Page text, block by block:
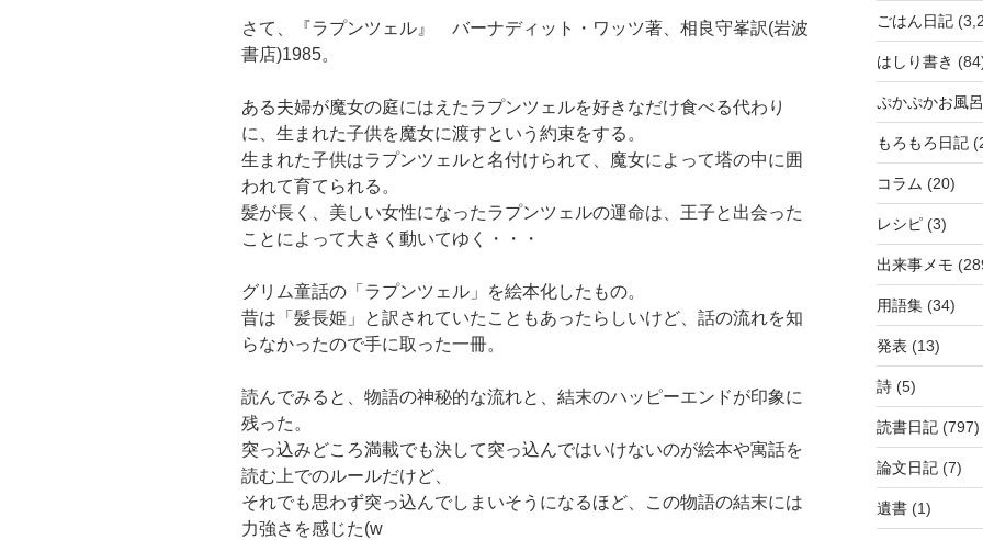
さて、『ラプンツェル』 バーナディット・ワッツ著、相良守峯訳(岩波
書店)1985。
ある夫婦が魔女の庭にはえたラプンツェルを好きなだけ食べる代わり
に、生まれた子供を魔女に渡すという約束をする。
生まれた子供はラプンツェルと名付けられて、魔女によって塔の中に囲
われて育てられる。
髪が長く、美しい女性になったラプンツェルの運命は、王子と出会った
ことによって大きく動いてゆく・・・
グリム童話の「ラプンツェル」を絵本化したもの。
昔は「髪長姫」と訳されていたこともあったらしいけど、話の流れを知
らなかったので手に取った一冊。
読んでみると、物語の神秘的な流れと、結末のハッピーエンドが印象に
残った。
突っ込みどころ満載でも決して突っ込んではいけないのが絵本や寓話を
読む上でのルールだけど、
それでも思わず突っ込んでしまいそうになるほど、この物語の結末には
力強さを感じた(w
ごはん日記
はしり書き
ぷかぷかお風
もろもろ日記
コラム (20)
レシピ(3)
出来事メモ
用語集(34)
発表 (13)
詩(5)
読書日記(797)
論文日記(7)
遺書(1)